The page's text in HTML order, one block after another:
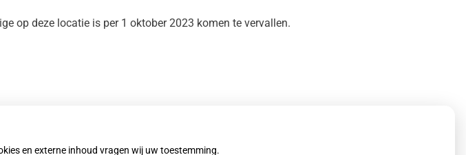
op deze locatie is per 1 oktober 2023 komen te vervallen.
en externe inhoud vragen wij uw toestemming.